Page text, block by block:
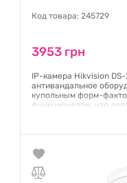
Код товара: 245729
3953 грн
IP-камера Hikvision
антивандальное
купольным форм-
функционалом, что
дюймов CMOS с
Гарантия: